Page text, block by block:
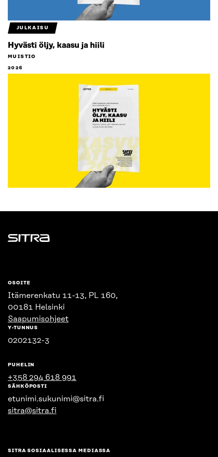
JULKAISU
Hyvästi öljy, kaasu ja hiili
MUISTIO
2026
Sitra
OSOITE
Itämerenkatu 11-13, PL 160,
00181 Helsinki
Saapumisohjeet
Y-TUNNUS
0202132-3
PUHELIN
+358 294 618 991
SÄHKÖPOSTI
etunimi.sukunimi@sitra.fi
sitra@sitra.fi
SITRA SOSIAALISESSA MEDIASSA